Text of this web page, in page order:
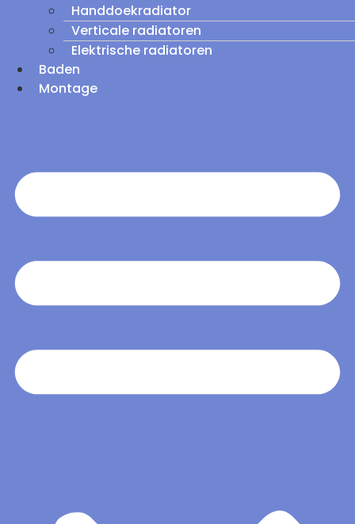
Handdoekradiator
Verticale radiatoren
Elektrische radiatoren
Baden
Montage